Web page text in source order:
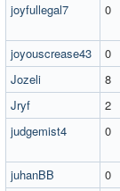
joyfullegal7
0
joyouscrease43
0
Jozeli
8
Jryf
2
judgemist4
0
juhanBB
0